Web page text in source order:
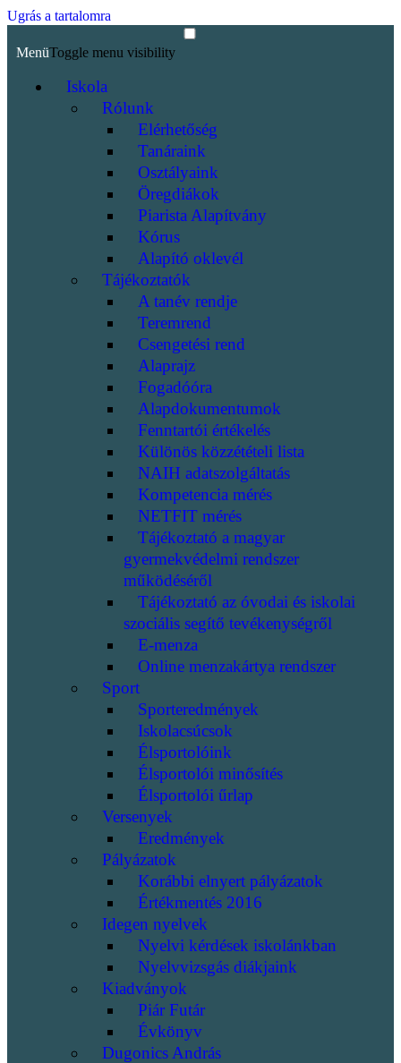
Ugrás a tartalomra
MenüToggle menu visibility
Iskola
Rólunk
Elérhetőség
Tanáraink
Osztályaink
Öregdiákok
Piarista Alapítvány
Kórus
Alapító oklevél
Tájékoztatók
A tanév rendje
Teremrend
Csengetési rend
Alaprajz
Fogadóóra
Alapdokumentumok
Fenntartói értékelés
Különös közzétételi lista
NAIH adatszolgáltatás
Kompetencia mérés
NETFIT mérés
Tájékoztató a magyar
gyermekvédelmi rendszer
működéséről
Tájékoztató az óvodai és iskolai
szociális segítő tevékenységről
E-menza
Online menzakártya rendszer
Sport
Sporteredmények
Iskolacsúcsok
Élsportolóink
Élsportolói minősítés
Élsportolói űrlap
Versenyek
Eredmények
Pályázatok
Korábbi elnyert pályázatok
Értékmentés 2016
Idegen nyelvek
Nyelvi kérdések iskolánkban
Nyelvvizsgás diákjaink
Kiadványok
Piár Futár
Évkönyv
Dugonics András